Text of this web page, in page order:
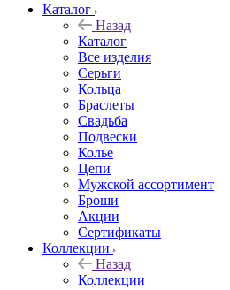
Каталог
Назад
Каталог
Все изделия
Серьги
Кольца
Браслеты
Свадьба
Подвески
Колье
Цепи
Мужской ассортимент
Броши
Акции
Сертификаты
Коллекции
Назад
Коллекции